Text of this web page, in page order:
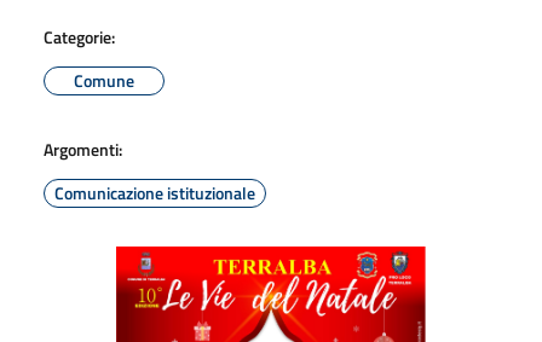
Categorie:
Comune
Argomenti:
Comunicazione istituzionale